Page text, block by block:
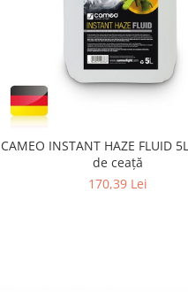
CAMEO INSTANT HAZE FLUID
de ceață
170,39 Lei